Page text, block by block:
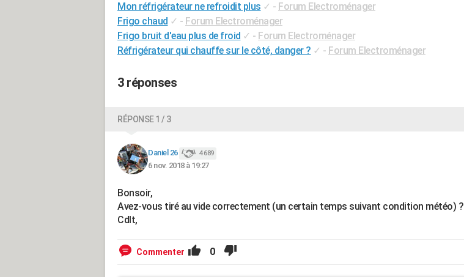
Mon réfrigérateur ne refroidit plus ✓ - Forum Electroménager
Frigo chaud ✓ - Forum Electroménager
Frigo bruit d'eau plus de froid ✓ - Forum Electroménager
Réfrigérateur qui chauffe sur le côté, danger ? ✓ - Forum Electroménager
3 réponses
RÉPONSE 1 / 3
Daniel 26 4 689
6 nov. 2018 à 19:27
Bonsoir,
Avez-vous tiré au vide correctement (un certain temps suivant condition météo) ?
Cdlt,
Commenter 0